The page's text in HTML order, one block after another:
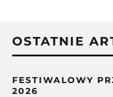
OSTATNIE
FESTIWALOWY
2026